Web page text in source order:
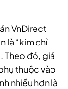
VnDirect
là “kim chỉ
Theo đó, giá
thuộc vào
nhiều hơn là